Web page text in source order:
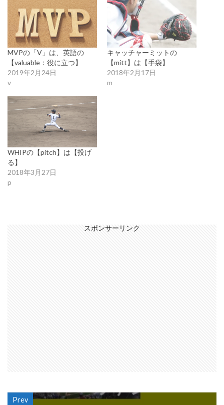
MVPの「V」は、英語の
【valuable：役に立つ】
2019年2月24日
v
キャッチャーミットの
【mitt】は【手袋】
2018年2月17日
m
WHIPの【pitch】は【投げ
る】
2018年3月27日
p
スポンサーリンク
Prev